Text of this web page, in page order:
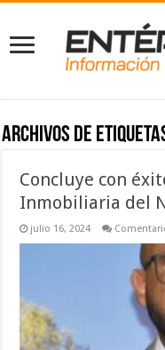
Archivos de
Concluye con
Inmobiliaria del
julio 16, 2024